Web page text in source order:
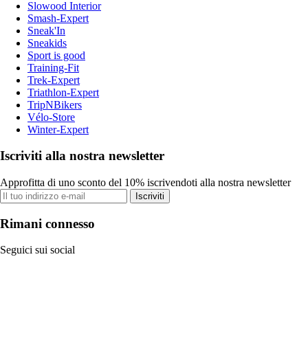
Slowood Interior
Smash-Expert
Sneak'In
Sneakids
Sport is good
Training-Fit
Trek-Expert
Triathlon-Expert
TripNBikers
Vélo-Store
Winter-Expert
Iscriviti alla nostra newsletter
Approfitta di uno sconto del 10% iscrivendoti alla nostra newsletter
Iscriviti
Rimani connesso
Seguici sui social